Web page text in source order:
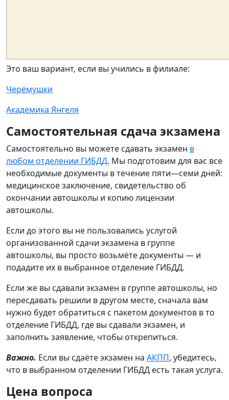
Это ваш вариант, если вы учились в филиале:
Черёмушки
Академика Янгеля
Самостоятельная сдача экзамена
Самостоятельно вы можете сдавать экзамен в
любом отделении ГИБДД. Мы подготовим для вас все
необходимые документы в течение пяти—семи дней:
медицинское заключение, свидетельство об
окончании автошколы и копию лицензии
автошколы.
Если до этого вы не пользовались услугой
организованной сдачи экзамена в группе
автошколы, вы просто возьмёте документы — и
подадите их в выбранное отделение ГИБДД.
Если же вы сдавали экзамен в группе автошколы, но
пересдавать решили в другом месте, сначала вам
нужно будет обратиться с пакетом документов в то
отделение ГИБДД, где вы сдавали экзамен, и
заполнить заявление, чтобы открепиться.
Важно. Если вы сдаёте экзамен на АКПП, убедитесь,
что в выбранном отделении ГИБДД есть такая услуга.
Цена вопроса